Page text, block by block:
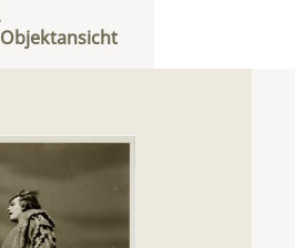
Objektansicht